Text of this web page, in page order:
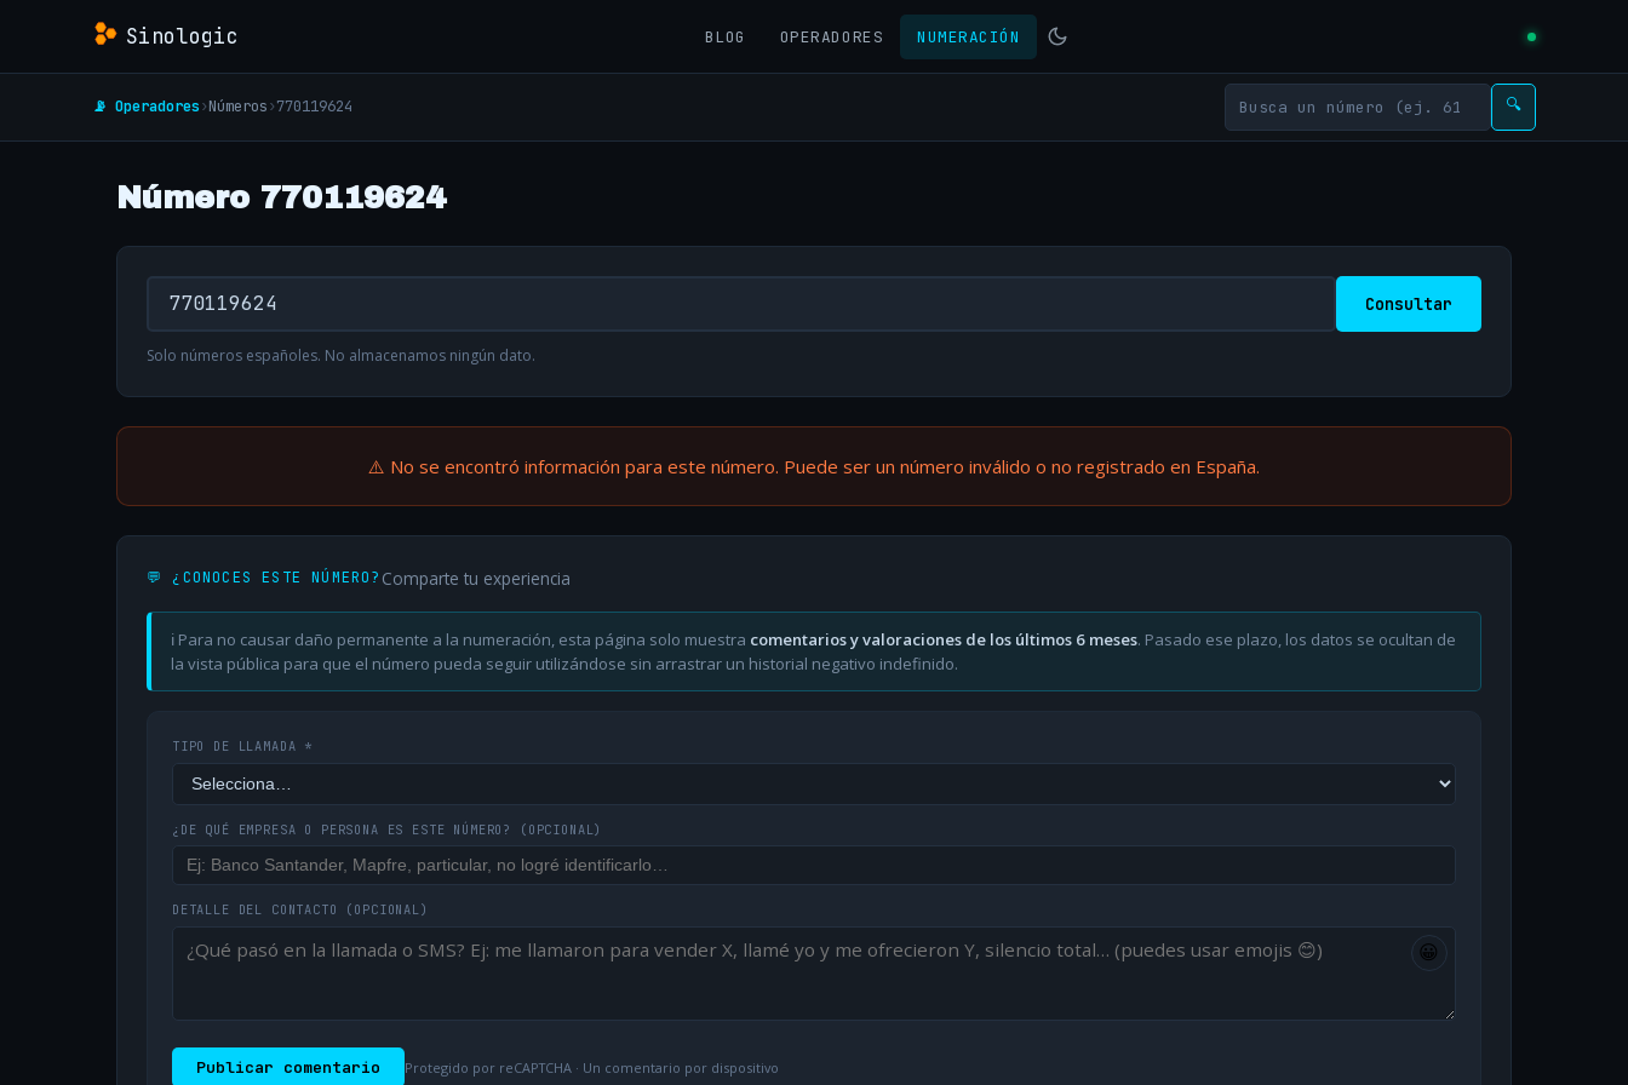
Sinologic BLOG OPERADORES NUMERACIÓN
📡 Operadores›Números›770119624 🔍
Número 770119624
Consultar
Solo números españoles. No almacenamos ningún dato.
⚠️ No se encontró información para este número. Puede ser un número inválido o no registrado en España.
💬 ¿CONOCES ESTE NÚMERO? Comparte tu experiencia
ℹ️ Para no causar daño permanente a la numeración, esta página solo muestra comentarios y valoraciones de los últimos 6 meses. Pasado ese plazo, los datos se ocultan de
la vista pública para que el número pueda seguir utilizándose sin arrastrar un historial negativo indefinido.
TIPO DE LLAMADA *
¿DE QUÉ EMPRESA O PERSONA ES ESTE NÚMERO? (OPCIONAL)
DETALLE DEL CONTACTO (OPCIONAL)
😀
Publicar comentario Protegido por reCAPTCHA · Un comentario por dispositivo